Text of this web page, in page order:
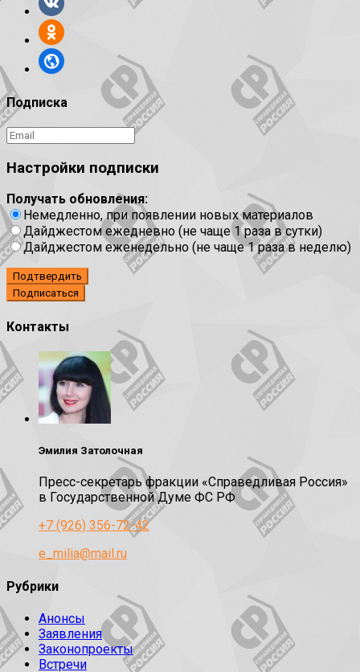
Подписка
Настройки подписки
Получать обновления:
Немедленно, при появлении новых материалов
Дайджестом ежедневно (не чаще 1 раза в сутки)
Дайджестом еженедельно (не чаще 1 раза в неделю)
Подтвердить
Контакты
Эмилия Затолочная
Пресс-секретарь фракции «Справедливая Россия»
в Государственной Думе ФС РФ
+7 (926) 356-72-42
e_milia@mail.ru
Рубрики
Анонсы
Заявления
Законопроекты
Встречи